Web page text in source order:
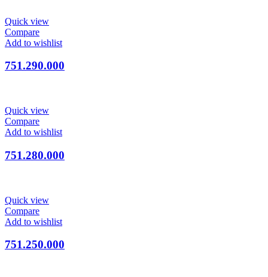
Quick view
Compare
Add to wishlist
751.290.000
Quick view
Compare
Add to wishlist
751.280.000
Quick view
Compare
Add to wishlist
751.250.000